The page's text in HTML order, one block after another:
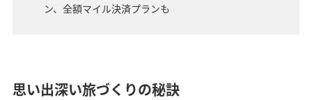
ン、全額マイル決済プランも
思い出深い旅づくりの秘訣